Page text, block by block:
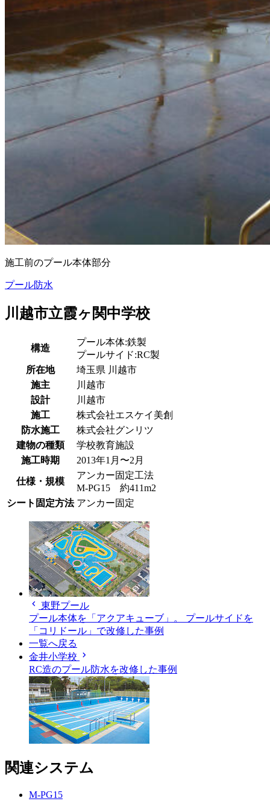
施工前のプール本体部分
プール防水
川越市立霞ヶ関中学校
構造
プール本体:鉄製
プールサイド:RC製
所在地
埼玉県 川越市
施主
川越市
設計
川越市
施工
株式会社エスケイ美創
防水施工
株式会社グンリツ
建物の種類
学校教育施設
施工時期
2013年1月〜2月
仕様・規模
アンカー固定工法
M-PG15 約411m2
シート固定方法 アンカー固定
chevron_left 東野プール
プール本体を「アクアキューブ」。 プールサイドを
「コリドール」で改修した事例
一覧へ戻る
金井小学校 chevron_right
RC造のプール防水を改修した事例
関連システム
M-PG15